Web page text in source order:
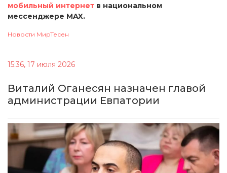
мобильный интернет в национальном
мессенджере MAX.
Новости МирТесен
15:36, 17 июля 2026
Виталий Оганесян назначен главой
администрации Евпатории